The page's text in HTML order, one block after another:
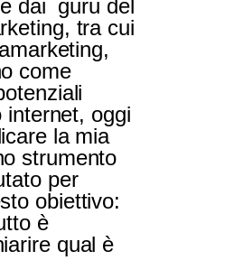
dai guru del
tra cui
come
internet, oggi
la mia
strumento
per
obiettivo:
è
qual è